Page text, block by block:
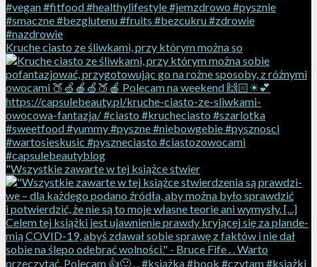
Kruche ciasto ze śliwkami, przy którym można so
"Wszyst­kie za­war­te w tej książ­ce stwier